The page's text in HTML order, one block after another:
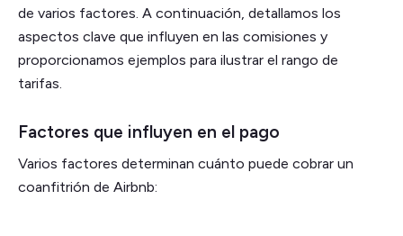
de varios factores. A continuación, detallamos los
aspectos clave que influyen en las comisiones y
proporcionamos ejemplos para ilustrar el rango de
tarifas.
Factores que influyen en el pago
Varios factores determinan cuánto puede cobrar un
coanfitrión de Airbnb: